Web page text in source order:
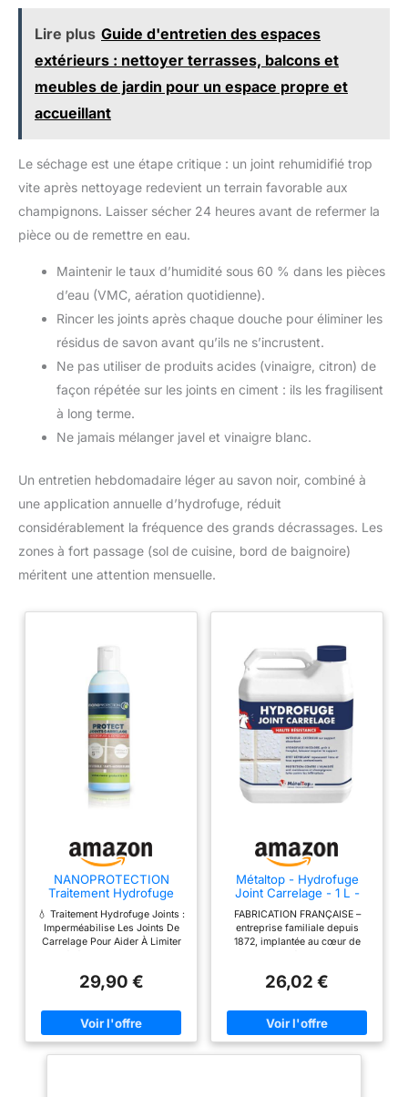
Lire plus Guide d'entretien des espaces
extérieurs : nettoyer terrasses, balcons et
meubles de jardin pour un espace propre et
accueillant
Le séchage est une étape critique : un joint rehumidifié trop
vite après nettoyage redevient un terrain favorable aux
champignons. Laisser sécher 24 heures avant de refermer la
pièce ou de remettre en eau.
Maintenir le taux d’humidité sous 60 % dans les pièces
d’eau (VMC, aération quotidienne).
Rincer les joints après chaque douche pour éliminer les
résidus de savon avant qu’ils ne s’incrustent.
Ne pas utiliser de produits acides (vinaigre, citron) de
façon répétée sur les joints en ciment : ils les fragilisent
à long terme.
Ne jamais mélanger javel et vinaigre blanc.
Un entretien hebdomadaire léger au savon noir, combiné à
une application annuelle d’hydrofuge, réduit
considérablement la fréquence des grands décrassages. Les
zones à fort passage (sol de cuisine, bord de baignoire)
méritent une attention mensuelle.
NANOPROTECTION
Traitement Hydrofuge
Joints De Carrelage 250
ml, Imperméabilisant
Haute Efficacité Jusqu’À
25 m², Pour Douche
Protège Les Joints
💧 Traitement Hydrofuge Joints :
Imperméabilise Les Joints De
Carrelage Pour Aider À Limiter
Douche, Cuisine Et Sols ⌛
Jusqu’À 25 m² Environ Selon
Support, Idéal Pour Entretenir
Les Joints D’Une Salle De Bain,
29,90 €
Métaltop - Hydrofuge
Joint Carrelage - 1 L -
contre l'eau, l'humidité et
les taches sur joints.
FABRICATION FRANÇAISE –
entreprise familiale depuis
1872, implantée au cœur de
professionnelle. Un savoir-faire
génération. APPLICATION
FACILE - compatible avec
plusieurs modes d'application,
26,02 €